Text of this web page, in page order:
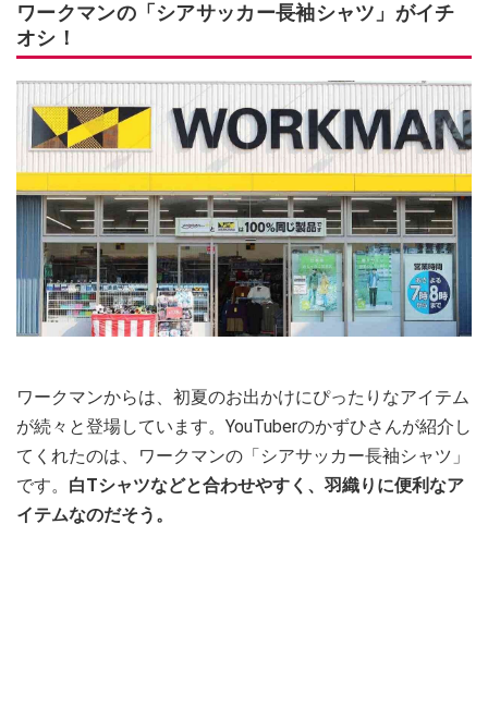
ワークマンの「シアサッカー長袖シャツ」がイチ
オシ！
ワークマンからは、初夏のお出かけにぴったりなアイテム
が続々と登場しています。YouTuberのかずひさんが紹介し
てくれたのは、ワークマンの「シアサッカー長袖シャツ」
です。 白Tシャツなどと合わせやすく、羽織りに便利なア
イテムなのだそう。